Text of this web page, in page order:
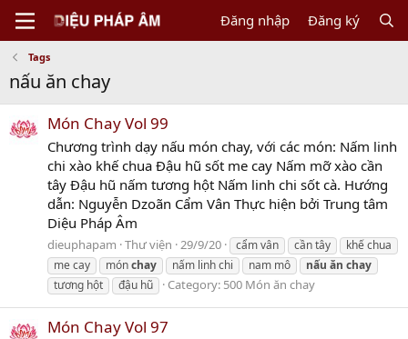
Đăng nhập Đăng ký
Tags
nấu ăn chay
Món Chay Vol 99
Chương trình dạy nấu món chay, với các món: Nấm linh
chi xào khế chua Đậu hũ sốt me cay Nấm mỡ xào cần
tây Đậu hũ nấm tương hột Nấm linh chi sốt cà. Hướng
dẫn: Nguyễn Dzoãn Cẩm Vân Thực hiện bởi Trung tâm
Diệu Pháp Âm
dieuphapam Thư viện 29/9/20 cẩm vân cần tây
khế chua
me cay
mónchay nấm linh chi nam mô nấu ăn chay
tương hột
đậu hũ Category: 500 Món ăn chay
Món Chay Vol 97